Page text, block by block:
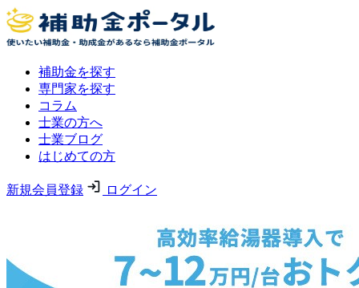
補助金を探す
専門家を探す
コラム
士業の方へ
士業ブログ
はじめての方
新規会員登録 ログイン